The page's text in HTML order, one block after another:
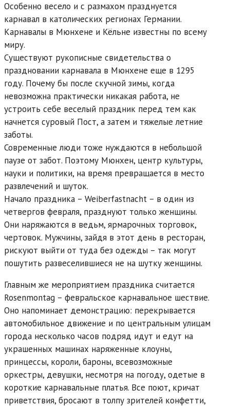
Особенно весело и с размахом празднуется
карнавал в католических регионах Германии.
Карнавалы в Мюнхене и Кёльне известны по всему
миру.
Существуют рукописные свидетельства о
праздновании карнавала в Мюнхене еще в 1295
году. Почему бы после скучной зимы, когда
невозможна практически никакая работа, не
устроить себе веселый праздник перед тем как
начнется суровый Пост, а затем и тяжелые летние
заботы.
Современные люди тоже нуждаются в небольшой
паузе от забот. Поэтому Мюнхен, центр культуры,
науки и политики, на время превращается в место
развлечений и шуток.
Начало праздника – Weiberfastnacht – в один из
четвергов февраля, празднуют только женщины.
Они наряжаются в ведьм, ярмарочных торговок,
чертовок. Мужчины, зайдя в этот день в ресторан,
рискуют выйти от туда без одежды – так могут
пошутить развеселившиеся не на шутку женщины.
Главным же мероприятием праздника считается
Rosenmontag – февральское карнавальное шествие.
Оно напоминает демонстрацию: перекрывается
автомобильное движение и по центральным улицам
города несколько часов подряд идут и едут на
украшенных машинах наряженные клоуны,
принцессы, короли, бароны, всевозможные
оркестры, девушки, несмотря на погоду, одетые в
короткие карнавальные платья. Все поют, кричат
приветствия, бросают в толпу зрителей конфетти,